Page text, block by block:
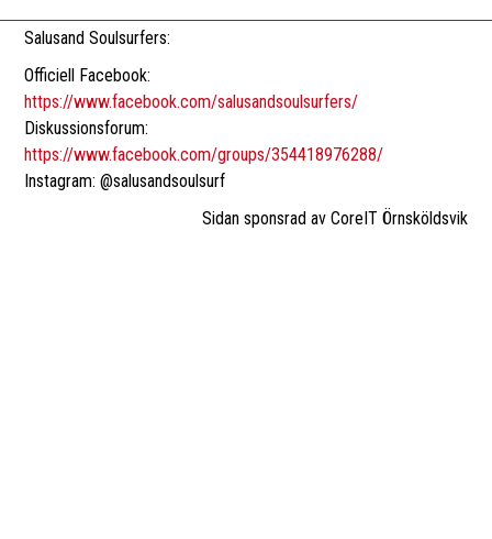
Salusand Soulsurfers:
Officiell Facebook:
https://www.facebook.com/salusandsoulsurfers/
Diskussionsforum:
https://www.facebook.com/groups/354418976288/
Instagram: @salusandsoulsurf
Sidan sponsrad av CoreIT Örnsköldsvik